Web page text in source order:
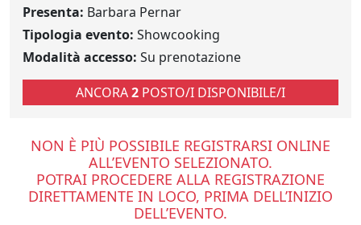
Presenta: Barbara Pernar
Tipologia evento: Showcooking
Modalità accesso: Su prenotazione
ANCORA2 POSTO/I DISPONIBILE/I
NON È PIÙ POSSIBILE REGISTRARSI ONLINE
ALL’EVENTO SELEZIONATO.
POTRAI PROCEDERE ALLA REGISTRAZIONE
DIRETTAMENTE IN LOCO, PRIMA DELL’INIZIO
DELL’EVENTO.